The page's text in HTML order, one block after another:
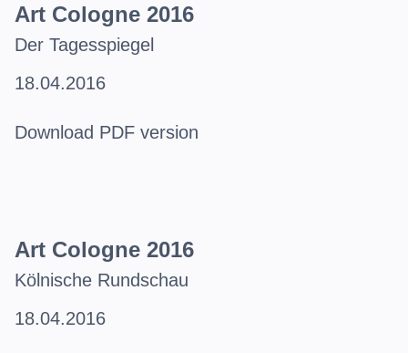
Art Cologne 2016
Der Tagesspiegel
18.04.2016
Download PDF version
Art Cologne 2016
Kölnische Rundschau
18.04.2016